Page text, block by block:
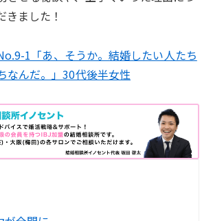
きました！
1「あ、そうか。結婚したい人たち
なんだ。」30代後半女性